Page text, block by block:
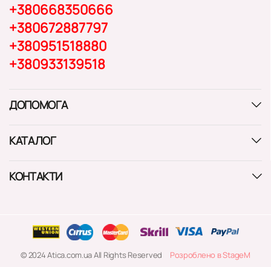
+380668350666
+380672887797
+380951518880
+380933139518
ДОПОМОГА
КАТАЛОГ
КОНТАКТИ
© 2024 Atica.com.ua All Rights Reserved Розроблено в StageM